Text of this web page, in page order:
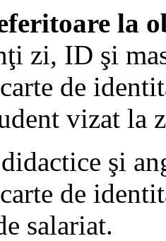
la
zi, ID şi
de
vizat la
şi
de
salariat.